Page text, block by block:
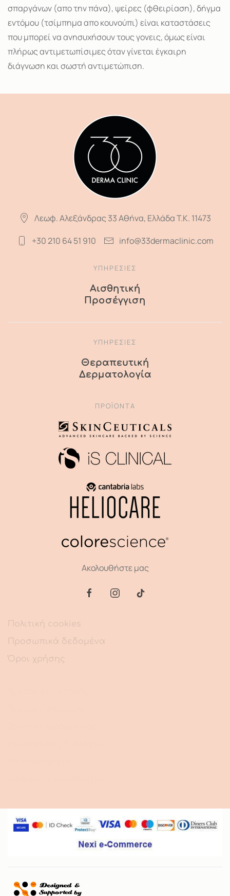
σπαργάνων (απο την πάνα), ψείρες (φθειρίαση), δήγμα
εντόμου (τσίμπημα απο κουνούπι) είναι καταστάσεις
που μπορεί να ανησυχήσουν τους γονεις, όμως είναι
πλήρως αντιμετωπίσιμες όταν γίνεται έγκαιρη
διάγνωση και σωστή αντιμετώπιση.
Λεωφ. Αλεξάνδρας 33 Αθήνα, Ελλάδα T.K. 11473
+30 210 64 51 910 info@33dermaclinic.com
ΥΠΗΡΕΣΙΕΣ
Αισθητική
Προσέγγιση
ΥΠΗΡΕΣΙΕΣ
Θεραπευτική
Δερματολογία
ΠΡΟΪΌΝΤΑ
Ακολουθήστε μας
Πολιτική cookies
Προσωπικά δεδομένα
Όροι χρήσης